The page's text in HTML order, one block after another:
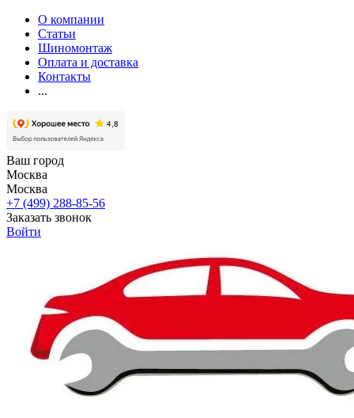
О компании
Статьи
Шиномонтаж
Оплата и доставка
Контакты
...
Ваш город
Москва
Москва
+7 (499) 288-85-56
Заказать звонок
Войти